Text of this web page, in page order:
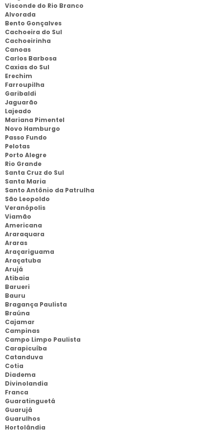
Visconde do Rio Branco
Alvorada
Bento Gonçalves
Cachoeira do Sul
Cachoeirinha
Canoas
Carlos Barbosa
Caxias do Sul
Erechim
Farroupilha
Garibaldi
Jaguarão
Lajeado
Mariana Pimentel
Novo Hamburgo
Passo Fundo
Pelotas
Porto Alegre
Rio Grande
Santa Cruz do Sul
Santa Maria
Santo Antônio da Patrulha
São Leopoldo
Veranópolis
Viamão
Americana
Araraquara
Araras
Araçariguama
Araçatuba
Arujá
Atibaia
Barueri
Bauru
Bragança Paulista
Braúna
Cajamar
Campinas
Campo Limpo Paulista
Carapicuíba
Catanduva
Cotia
Diadema
Divinolandia
Franca
Guaratinguetá
Guarujá
Guarulhos
Hortolândia